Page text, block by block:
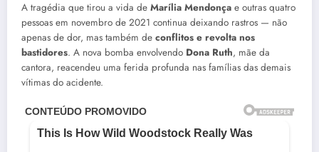
A tragédia que tirou a vida de Marília Mendonça e outras quatro
pessoas em novembro de 2021 continua deixando rastros — não
apenas de dor, mas também de conflitos e revolta nos
bastidores. A nova bomba envolvendo Dona Ruth, mãe da
cantora, reacendeu uma ferida profunda nas famílias das demais
vítimas do acidente.